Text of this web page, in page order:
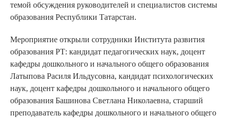
темой обсуждения руководителей и специалистов системы
образования Республики Татарстан.
Мероприятие открыли сотрудники Института развития
образования РТ: кандидат педагогических наук, доцент
кафедры дошкольного и начального общего образования
Латыпова Расиля Ильдусовна, кандидат психологических
наук, доцент кафедры дошкольного и начального общего
образования Башинова Светлана Николаевна, старший
преподаватель кафедры дошкольного и начального общего